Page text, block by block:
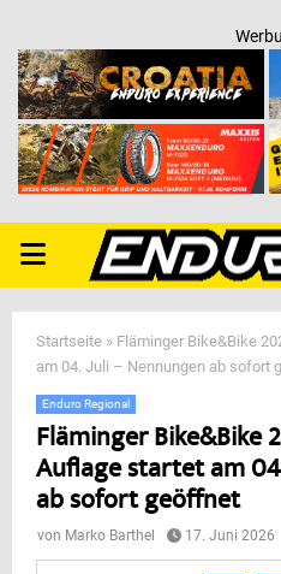
PRIMARY
MENU
Startseite » Fläminger Bike&Bike
am 04. Juli – Nennungen ab sofort
Enduro Regional
Fläminger Bike&Bike
Auflage startet am
ab sofort geöffnet
von Marko Barthel 17. Juni 2026